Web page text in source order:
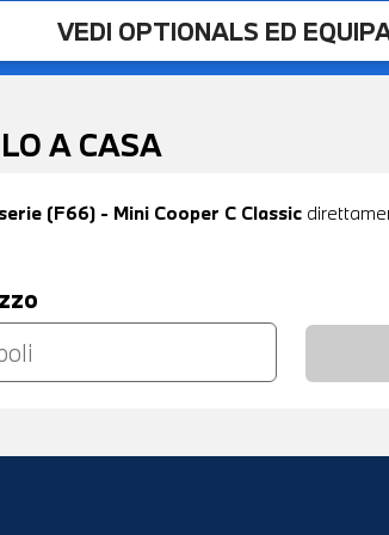
VEDI OPTIONALS ED
A CASA
(F66) - Mini Cooper C Classic